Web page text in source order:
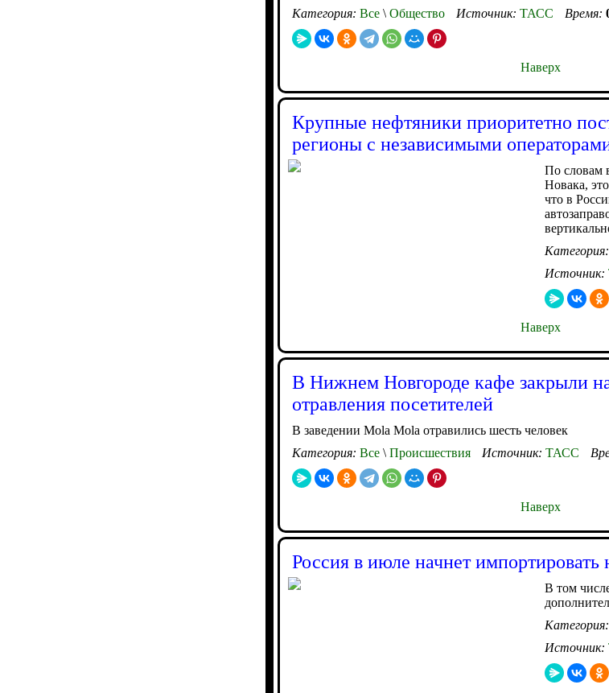
Категория: Все \ Общество Источник: ТАСС Время:
Наверх
Крупные нефтяники приоритетно
регионы с независимыми
По словам
Новака,
что в
Категория:
Источник:
Наверх
В Нижнем Новгороде кафе закрыли
отравления посетителей
В заведении Mola Mola отравились шесть человек
Категория: Все \ Происшествия Источник: ТАСС
Наверх
Россия в июле начнет импортировать
В том
Категория:
Источник: